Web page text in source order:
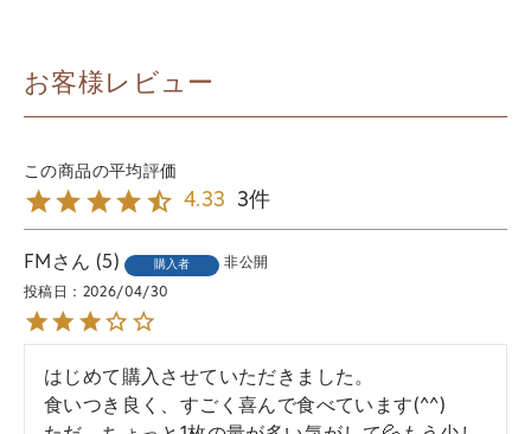
お客様レビュー
4.33 3
FM 5 購入者 非公開
投稿日 2026/04/30
はじめて購入させていただきました。
食いつき良く、すごく喜んで食べています(^^)